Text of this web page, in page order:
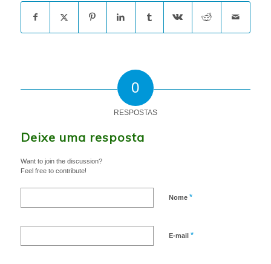
0
RESPOSTAS
Deixe uma resposta
Want to join the discussion?
Feel free to contribute!
Nome *
E-mail *